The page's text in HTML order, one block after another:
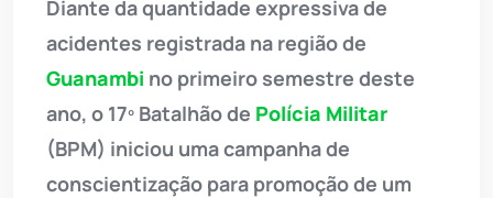
Diante da quantidade expressiva de
acidentes registrada na região de
Guanambi no primeiro semestre deste
ano, o 17º Batalhão de Polícia Militar
(BPM) iniciou uma campanha de
conscientização para promoção de um